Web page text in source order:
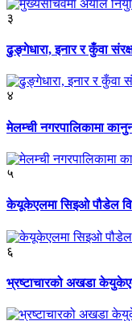
३
ढुङ्गेधारा, इनार र कुँवा
४
मेलम्ची नगरपालिकामा
५
केयूकेएलमा सिइओ पौडेल
६
भ्रष्टाचारको अखडा